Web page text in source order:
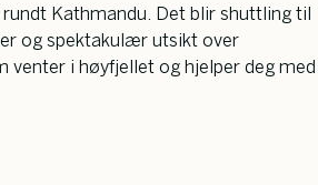
Kathmandu. Det blir shuttling til
og spektakulær utsikt over
venter i høyfjellet og hjelper deg med